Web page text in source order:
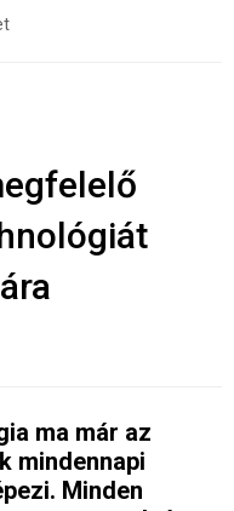
ma már az
mindennapi
Minden